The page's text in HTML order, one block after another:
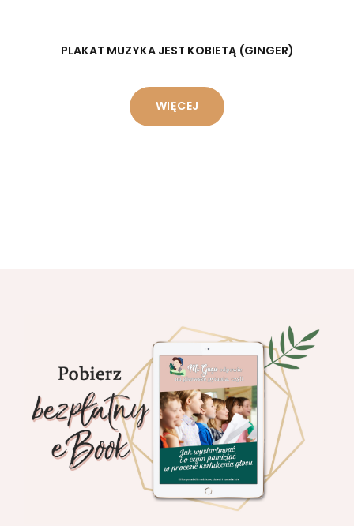
PLAKAT MUZYKA JEST KOBIETĄ (GINGER)
WIĘCEJ